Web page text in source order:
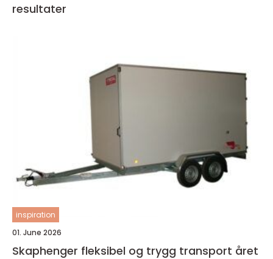
resultater
inspiration
01. June 2026
Skaphenger fleksibel og trygg transport året